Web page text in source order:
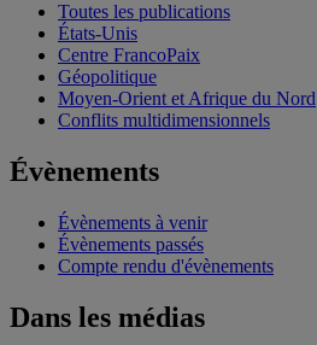
Toutes les publications
États-Unis
Centre FrancoPaix
Géopolitique
Moyen-Orient et Afrique du Nord
Conflits multidimensionnels
Évènements
Évènements à venir
Évènements passés
Compte rendu d'évènements
Dans les médias